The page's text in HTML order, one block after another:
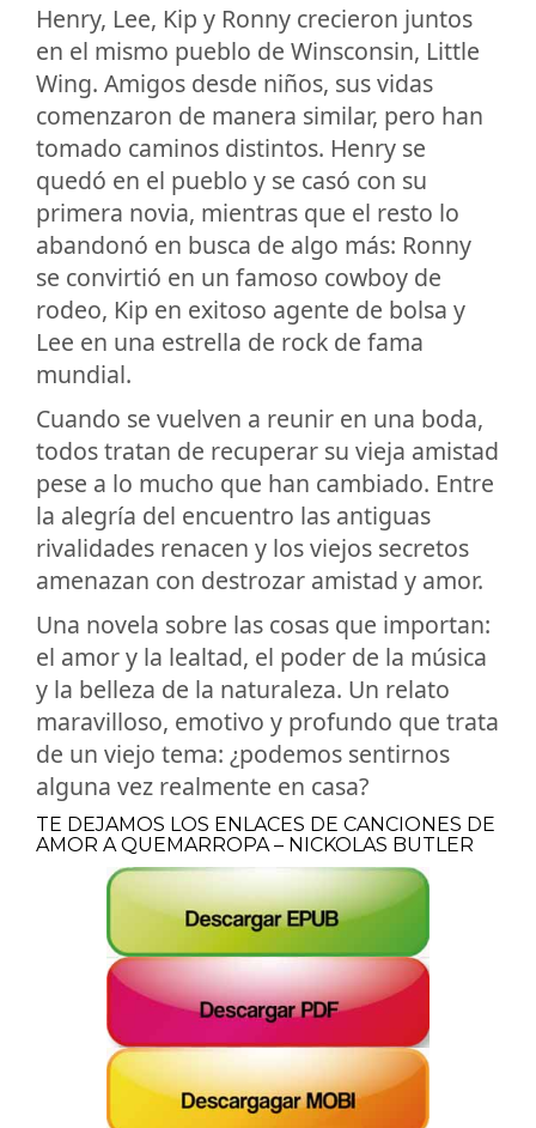
Henry, Lee, Kip y Ronny crecieron juntos
en el mismo pueblo de Winsconsin, Little
Wing. Amigos desde niños, sus vidas
comenzaron de manera similar, pero han
tomado caminos distintos. Henry se
quedó en el pueblo y se casó con su
primera novia, mientras que el resto lo
abandonó en busca de algo más: Ronny
se convirtió en un famoso cowboy de
rodeo, Kip en exitoso agente de bolsa y
Lee en una estrella de rock de fama
mundial.
Cuando se vuelven a reunir en una boda,
todos tratan de recuperar su vieja amistad
pese a lo mucho que han cambiado. Entre
la alegría del encuentro las antiguas
rivalidades renacen y los viejos secretos
amenazan con destrozar amistad y amor.
Una novela sobre las cosas que importan:
el amor y la lealtad, el poder de la música
y la belleza de la naturaleza. Un relato
maravilloso, emotivo y profundo que trata
de un viejo tema: ¿podemos sentirnos
alguna vez realmente en casa?
TE DEJAMOS LOS ENLACES DE CANCIONES DE
AMOR A QUEMARROPA – NICKOLAS BUTLER